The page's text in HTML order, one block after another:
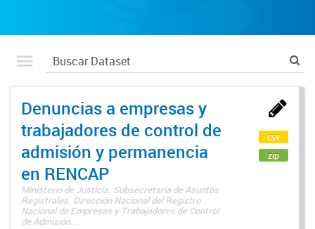
Denuncias a empresas y
trabajadores de control de
admisión y permanencia
en RENCAP
Ministerio de Justicia. Subsecretaría de Asuntos
Registrales. Dirección Nacional del Registro
Nacional de Empresas y Trabajadores de Control
de Admisión...
csv
zip